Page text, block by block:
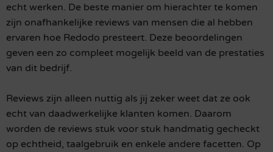
echt werken. De beste manier om hierachter te komen
zijn onafhankelijke reviews van mensen die al hebben
ervaren hoe Redodo presteert. Deze beoordelingen
geven een zo compleet mogelijk beeld van de prestaties
van dit bedrijf.
Reviews zijn alleen nuttig als jij zeker weet dat ze ook
echt van daadwerkelijke klanten komen. Daarom
worden de reviews stuk voor stuk handmatig gecheckt
op echtheid, taalgebruik en enkele andere facetten. Op